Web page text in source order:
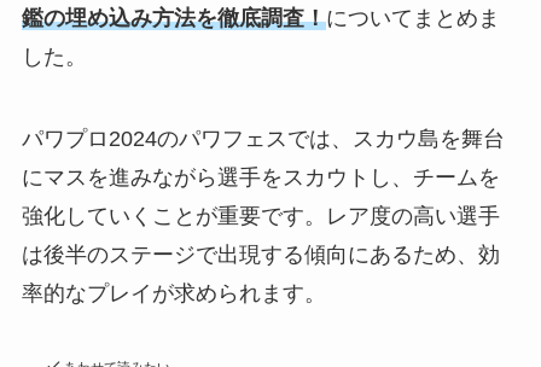
鑑の埋め込み方法を徹底調査！についてまとめま
した。
パワプロ2024のパワフェスでは、スカウ島を舞台
にマスを進みながら選手をスカウトし、チームを
強化していくことが重要です。レア度の高い選手
は後半のステージで出現する傾向にあるため、効
率的なプレイが求められます。